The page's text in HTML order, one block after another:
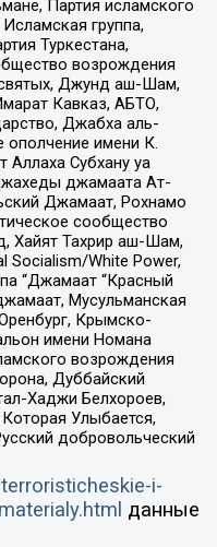
Партия исламского
группа,
Туркестана,
возрождения
Джунд аш-Шам,
Кавказ, АБТО,
Джабха аль-
имени К.
Субхану уа
джамаата Ат-
Джамаат, Рохнамо
сообщество
Хайят Тахрир аш-Шам,
Socialism/White Power,
“Джамаат “Красный
Мусульманская
Крымско-
имени Номана
возрождения
Дуббайский
Хаджи Белхороев,
Улыбается,
добровольческий
i-
данные